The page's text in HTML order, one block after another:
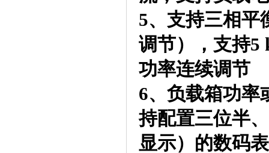
5、支持三相平
调节），支持5
功率连续调节
6、负载箱功率
持配置三位半
显示）的数码